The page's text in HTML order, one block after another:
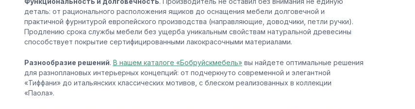
деталь: от рационального расположения ящиков до оснащения мебели долговечной и
практичной фурнитурой европейского производства (направляющие, доводчики, петли ручки).
Продлению срока службы мебели без ущерба уникальным свойствам натуральной древесины
способствует покрытие сертифицированными лакокрасочными материалами.
Разнообразие решений. В нашем каталоге «Бобруйскмебель»вы найдете оптимальные решения
для разноплановых интерьерных концепций: от подчеркнуто современной и элегантной
«Тиффани» до итальянских классических мотивов, с блеском реализованных в коллекции
«Паола».